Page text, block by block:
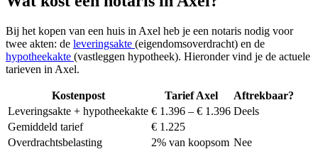
Bij het kopen van een huis in Axel heb je een notaris nodig voor
twee akten: de leveringsakte (eigendomsoverdracht) en de
hypotheekakte (vastleggen hypotheek). Hieronder vind je de actuele
tarieven in Axel.
Kostenpost Tarief Axel
Aftrekbaar?
Leveringsakte + hypotheekakte € 1.396 – € 1.396 Deels
Gemiddeld tarief
€ 1.225
Overdrachtsbelasting
2% van koopsom Nee